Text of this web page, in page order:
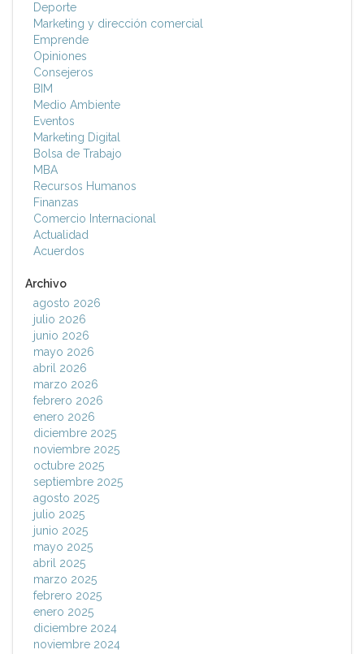
Deporte
Marketing y dirección comercial
Emprende
Opiniones
Consejeros
BIM
Medio Ambiente
Eventos
Marketing Digital
Bolsa de Trabajo
MBA
Recursos Humanos
Finanzas
Comercio Internacional
Actualidad
Acuerdos
Archivo
agosto 2026
julio 2026
junio 2026
mayo 2026
abril 2026
marzo 2026
febrero 2026
enero 2026
diciembre 2025
noviembre 2025
octubre 2025
septiembre 2025
agosto 2025
julio 2025
junio 2025
mayo 2025
abril 2025
marzo 2025
febrero 2025
enero 2025
diciembre 2024
noviembre 2024